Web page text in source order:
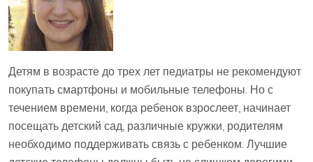
Детям в возрасте до трех лет педиатры не рекомендуют
покупать смартфоны и мобильные телефоны. Но с
течением времени, когда ребенок взрослеет, начинает
посещать детский сад, различные кружки, родителям
необходимо поддерживать связь с ребенком. Лучшие